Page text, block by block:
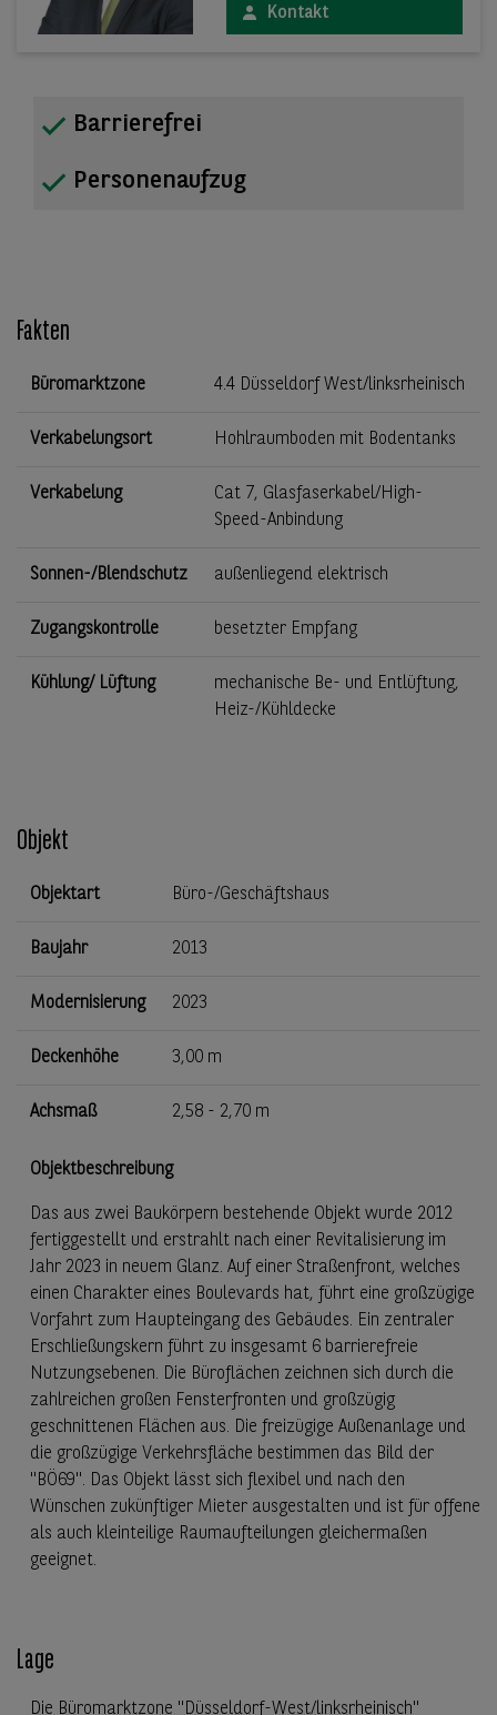
Kontakt
Barrierefrei
Personenaufzug
Fakten
Büromarktzone 4.4 Düsseldorf West/linksrheinisch
Verkabelungsort Hohlraumboden mit Bodentanks
Verkabelung
Cat 7, Glasfaserkabel/High-
Speed-Anbindung
Sonnen-/Blendschutz außenliegend elektrisch
Zugangskontrolle besetzter Empfang
Kühlung/ Lüftung
mechanische Be- und Entlüftung,
Heiz-/Kühldecke
Objekt
Objektart Büro-/Geschäftshaus
Baujahr 2013
Modernisierung 2023
Deckenhöhe 3,00 m
Achsmaß 2,58 - 2,70 m
Objektbeschreibung
Das aus zwei Baukörpern bestehende Objekt wurde 2012
fertiggestellt und erstrahlt nach einer Revitalisierung im
Jahr 2023 in neuem Glanz. Auf einer Straßenfront, welches
einen Charakter eines Boulevards hat, führt eine großzügige
Vorfahrt zum Haupteingang des Gebäudes. Ein zentraler
Erschließungskern führt zu insgesamt 6 barrierefreie
Nutzungsebenen. Die Büroflächen zeichnen sich durch die
zahlreichen großen Fensterfronten und großzügig
geschnittenen Flächen aus. Die freizügige Außenanlage und
die großzügige Verkehrsfläche bestimmen das Bild der
"BÖ69". Das Objekt lässt sich flexibel und nach den
Wünschen zukünftiger Mieter ausgestalten und ist für offene
als auch kleinteilige Raumaufteilungen gleichermaßen
geeignet.
Lage
Die Büromarktzone "Düsseldorf-West/linksrheinisch"